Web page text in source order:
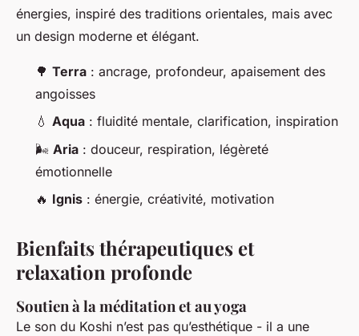
énergies, inspiré des traditions orientales, mais avec
un design moderne et élégant.
🌳 Terra : ancrage, profondeur, apaisement des
angoisses
💧 Aqua : fluidité mentale, clarification, inspiration
🌬️ Aria : douceur, respiration, légèreté
émotionnelle
🔥 Ignis : énergie, créativité, motivation
Bienfaits thérapeutiques et
relaxation profonde
Soutien à la méditation et au yoga
Le son du Koshi n’est pas qu’esthétique - il a une